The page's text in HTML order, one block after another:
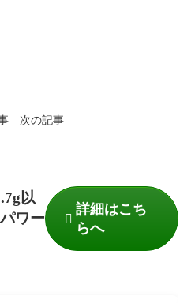
次の記事
以
ワー
詳細はこち
らへ